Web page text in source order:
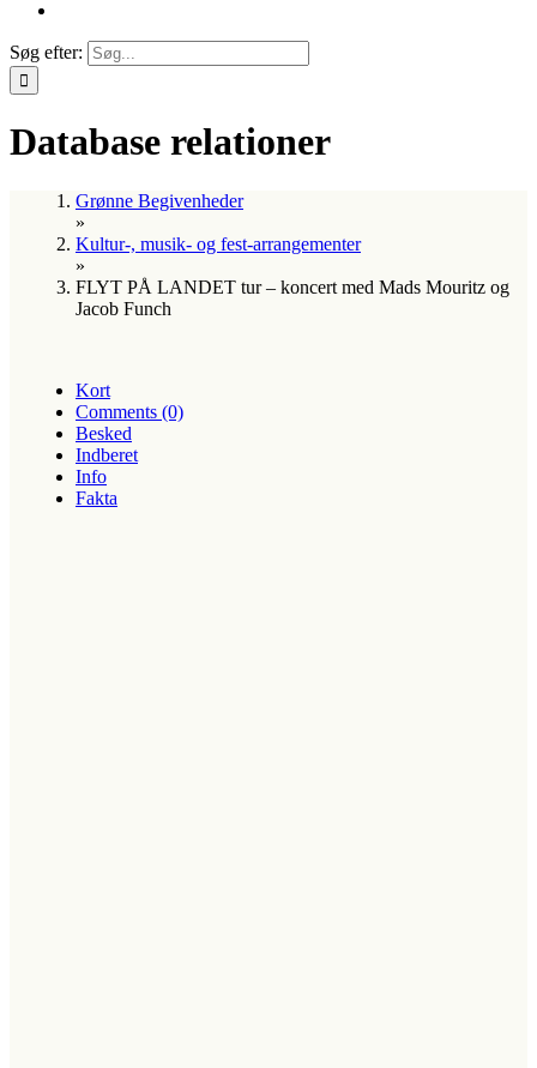
Søg efter:
Database relationer
Grønne Begivenheder
»
Kultur-, musik- og fest-arrangementer
»
FLYT PÅ LANDET tur – koncert med Mads Mouritz og
Jacob Funch
Kort
Comments (0)
Besked
Indberet
Info
Fakta